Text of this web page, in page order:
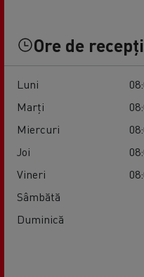
Ore de
Luni
Marți
Miercuri
Joi
Vineri
Sâmbătă
Duminică